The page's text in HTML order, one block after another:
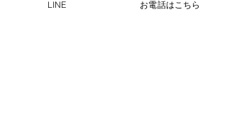
LINE お電話はこちら